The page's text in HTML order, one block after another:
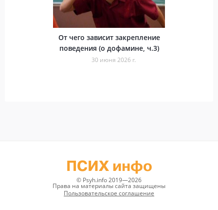
От чего зависит закрепление
поведения (о дофамине, ч.3)
30 июня 2026 г.
ПСИХ инфо
© Psyh.info 2019—2026
Права на материалы сайта защищены
Пользовательское соглашение